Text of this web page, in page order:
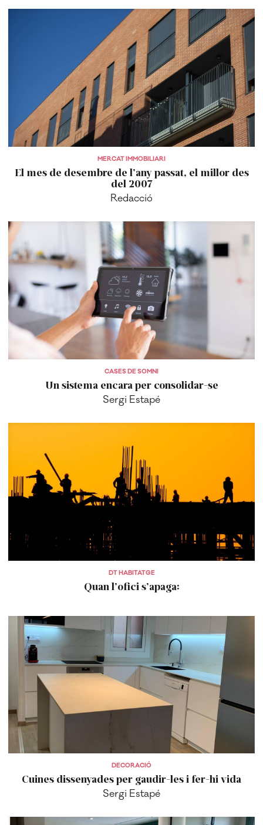
MERCAT IMMOBILIARI
El mes de desembre de l’any passat, el millor des
del 2007
Redacció
CASES DE SOMNI
Un sistema encara per consolidar-se
Sergi Estapé
DT HABITATGE
Quan l’ofici s’apaga:
DECORACIÓ
Cuines dissenyades per gaudir-les i fer-hi vida
Sergi Estapé